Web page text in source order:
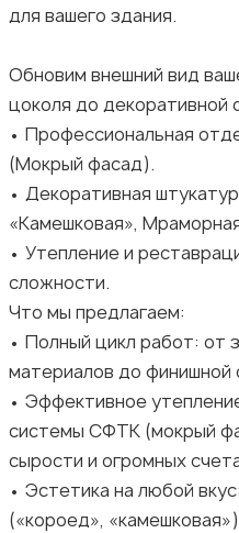
для вашего здания.
Обновим внешний вид
цоколя до декоративной
• Профессиональная
(Мокрый фасад).
• Декоративная
«Камешковая»,
• Утепление и
сложности.
Что мы предлагаем:
• Полный цикл работ: от
материалов до финишной
• Эффективное
системы СФТК (мокрый
сырости и огромных
• Эстетика на любой
(«короед»,